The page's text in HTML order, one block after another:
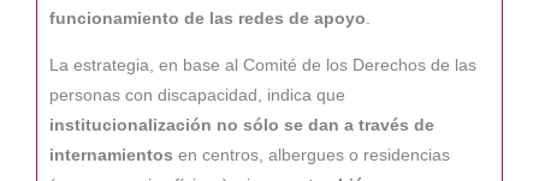
funcionamiento de las redes de apoyo.
La estrategia, en base al Comité de los Derechos de las
personas con discapacidad, indica que
institucionalización no sólo se dan a través de
internamientos en centros, albergues o residencias